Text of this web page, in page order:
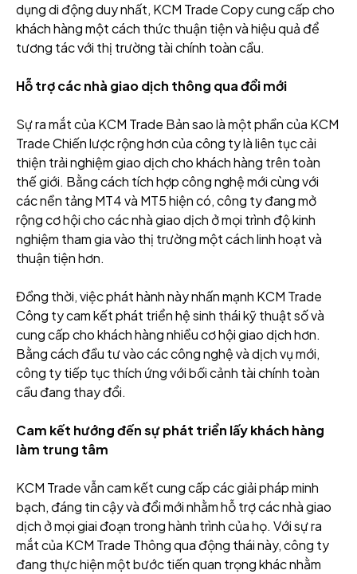
dụng di động duy nhất, KCM Trade Copy cung cấp cho
khách hàng một cách thức thuận tiện và hiệu quả để
tương tác với thị trường tài chính toàn cầu.
Hỗ trợ các nhà giao dịch thông qua đổi mới
Sự ra mắt của KCM Trade Bản sao là một phần của KCM
Trade Chiến lược rộng hơn của công ty là liên tục cải
thiện trải nghiệm giao dịch cho khách hàng trên toàn
thế giới. Bằng cách tích hợp công nghệ mới cùng với
các nền tảng MT4 và MT5 hiện có, công ty đang mở
rộng cơ hội cho các nhà giao dịch ở mọi trình độ kinh
nghiệm tham gia vào thị trường một cách linh hoạt và
thuận tiện hơn.
Đồng thời, việc phát hành này nhấn mạnh KCM Trade
Công ty cam kết phát triển hệ sinh thái kỹ thuật số và
cung cấp cho khách hàng nhiều cơ hội giao dịch hơn.
Bằng cách đầu tư vào các công nghệ và dịch vụ mới,
công ty tiếp tục thích ứng với bối cảnh tài chính toàn
cầu đang thay đổi.
Cam kết hướng đến sự phát triển lấy khách hàng
làm trung tâm
KCM Trade vẫn cam kết cung cấp các giải pháp minh
bạch, đáng tin cậy và đổi mới nhằm hỗ trợ các nhà giao
dịch ở mọi giai đoạn trong hành trình của họ. Với sự ra
mắt của KCM Trade Thông qua động thái này, công ty
đang thực hiện một bước tiến quan trọng khác nhằm